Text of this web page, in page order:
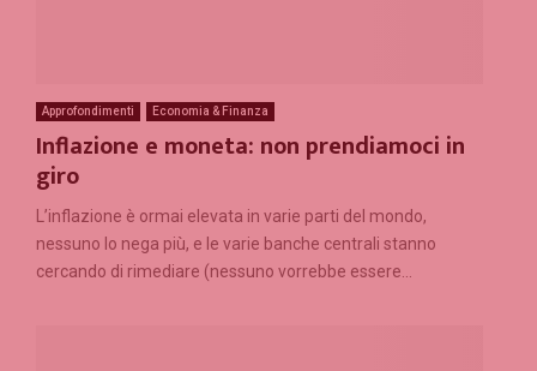
Approfondimenti Economia & Finanza
Inflazione e moneta: non prendiamoci in
giro
L’inflazione è ormai elevata in varie parti del mondo,
nessuno lo nega più, e le varie banche centrali stanno
cercando di rimediare (nessuno vorrebbe essere...